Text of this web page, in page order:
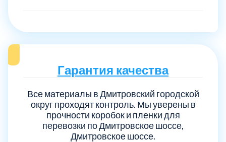
Гарантия качества
Все материалы в Дмитровский городской
округ проходят контроль. Мы уверены в
прочности коробок и пленки для
перевозки по Дмитровское шоссе,
Дмитровское шоссе.